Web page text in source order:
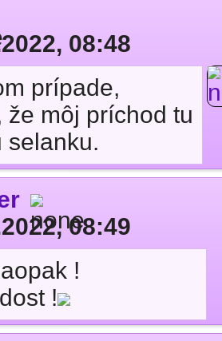
08:48
prípade,
že môj príchod tu
selanku.
08:49
!
!